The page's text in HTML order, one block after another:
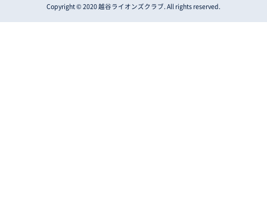
Copyright © 2020 越谷ライオンズクラブ. All rights reserved.